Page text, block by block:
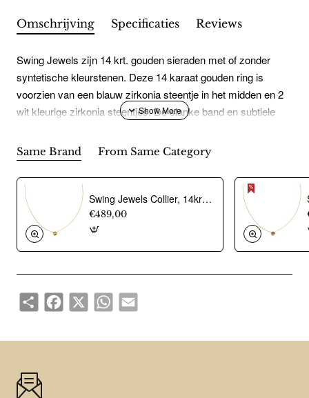
Omschrijving Specificaties Reviews
Swing Jewels zijn 14 krt. gouden sieraden met of zonder
syntetische kleurstenen. Deze 14 karaat gouden ring is
voorzien van een blauw zirkonia steentje in het midden en 2
wit kleurige zirkonia steentjes. De slanke band en subtiele
look, perfect om solo te dragen of te combineren met andere
aanschuifringen.
Same Brand From Same Category
Swing Jewels Collier, 14krt.goud met citrien Birthstone November (lengte: 42-45cm.) - 21402
€489,00
ShareFacebook
X WhatsAppEmail